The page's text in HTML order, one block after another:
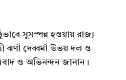
সুসম্পন্ন হওয়ায় রাজ্য
ঝর্ণা দেব্বর্মা উভয় দল ও
ও অভিনন্দন জানান।